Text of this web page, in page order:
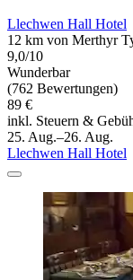
Llechwen Hall Hotel
12 km von Merthyr
9,0/10
Wunderbar
(762 Bewertungen)
89 €
inkl. Steuern &
25. Aug.–26. Aug.
Llechwen Hall Hotel